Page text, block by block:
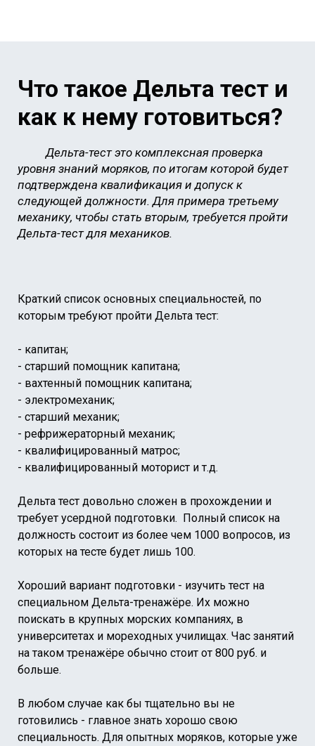
Что такое Дельта тест и
как к нему готовиться?
Дельта-тест это комплексная проверка
уровня знаний моряков, по итогам которой будет
подтверждена квалификация и допуск к
следующей должности. Для примера третьему
механику, чтобы стать вторым, требуется пройти
Дельта-тест для механиков.
Краткий список основных специальностей, по
которым требуют пройти Дельта тест:
- капитан;
- старший помощник капитана;
- вахтенный помощник капитана;
- электромеханик;
- старший механик;
- рефрижераторный механик;
- квалифицированный матрос;
- квалифицированный моторист и т.д.
Дельта тест довольно сложен в прохождении и
требует усердной подготовки. Полный список на
должность состоит из более чем 1000 вопросов, из
которых на тесте будет лишь 100.
Хороший вариант подготовки - изучить тест на
специальном Дельта-тренажёре. Их можно
поискать в крупных морских компаниях, в
университетах и мореходных училищах. Час занятий
на таком тренажёре обычно стоит от 800 руб. и
больше.
В любом случае как бы тщательно вы не
готовились - главное знать хорошо свою
специальность. Для опытных моряков, которые уже